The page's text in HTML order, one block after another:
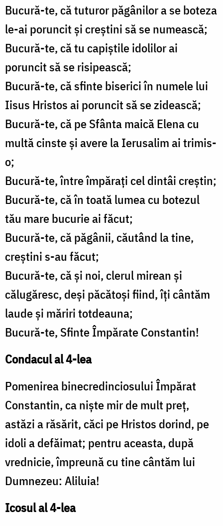
Bucură-te, că tuturor păgânilor a se boteza
le-ai poruncit şi creştini să se numească;
Bucură-te, că tu capiştile idolilor ai
poruncit să se risipească;
Bucură-te, că sfinte biserici în numele lui
Iisus Hristos ai poruncit să se zidească;
Bucură-te, că pe Sfânta maică Elena cu
multă cinste şi avere la Ierusalim ai trimis-
o;
Bucură-te, între împăraţi cel dintâi creştin;
Bucură-te, că în toată lumea cu botezul
tău mare bucurie ai făcut;
Bucură-te, că păgânii, căutând la tine,
creştini s-au făcut;
Bucură-te, că şi noi, clerul mirean şi
călugăresc, deşi păcătoşi fiind, îţi cântăm
laude şi măriri totdeauna;
Bucură-te, Sfinte Împărate Constantin!
Condacul al 4-lea
Pomenirea binecredinciosului Împărat
Constantin, ca nişte mir de mult preţ,
astăzi a răsărit, căci pe Hristos dorind, pe
idoli a defăimat; pentru aceasta, după
vrednicie, împreună cu tine cântăm lui
Dumnezeu: Aliluia!
Icosul al 4-lea